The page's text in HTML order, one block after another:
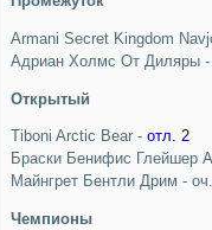
Armani Secret Kingdom
Адриан Холмс От Диляры
Открытый
Tiboni Arctic Bear -отл. 2
Браски Бенифис Глейшер
Майнгрет Бентли Дрим -
Чемпионы